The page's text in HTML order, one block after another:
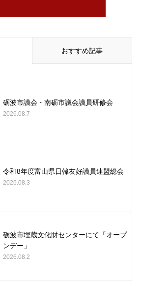
おすすめ記事
砺波市議会・南砺市議会議員研修会
2026.08.7
令和8年度富山県日韓友好議員連盟総会
2026.08.3
砺波市埋蔵文化財センターにて「オープ
ンデー」
2026.08.2